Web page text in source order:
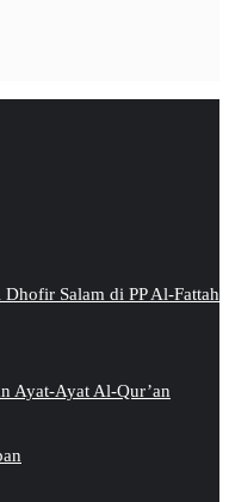
Salam di PP Al-Fattah
Ayat-Ayat Al-Qur’an